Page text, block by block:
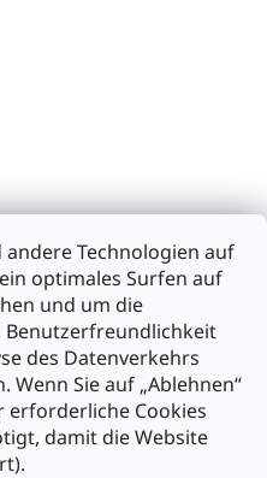
Technologien auf
optimales Surfen auf
und um die
Benutzerfreundlichkeit
des Datenverkehrs
Sie auf „Ablehnen“
Cookies
damit die Website